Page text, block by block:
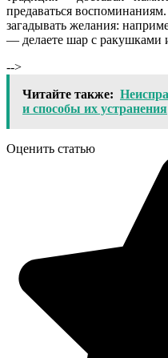
предаваться
загадывать желания:
— делаете шар с ракушками
-->
Читайте также:
и способы их устранения
Оценить статью